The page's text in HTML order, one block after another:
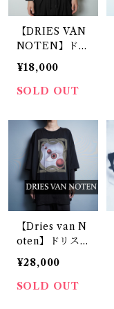
【DRIES VAN
NOTEN】ドリ
スヴァンノッテ
ン ”ドロースト
リング” ロング
ツ black
¥18,000
SOLD OUT
【Dries van N
oten】ドリス
ヴァンノッテ
ン 18aw eye
コラージュ Tシ
¥28,000
SOLD OUT